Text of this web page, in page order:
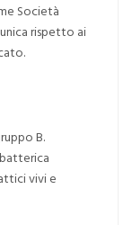
Società
rispetto ai
B.
vivi e